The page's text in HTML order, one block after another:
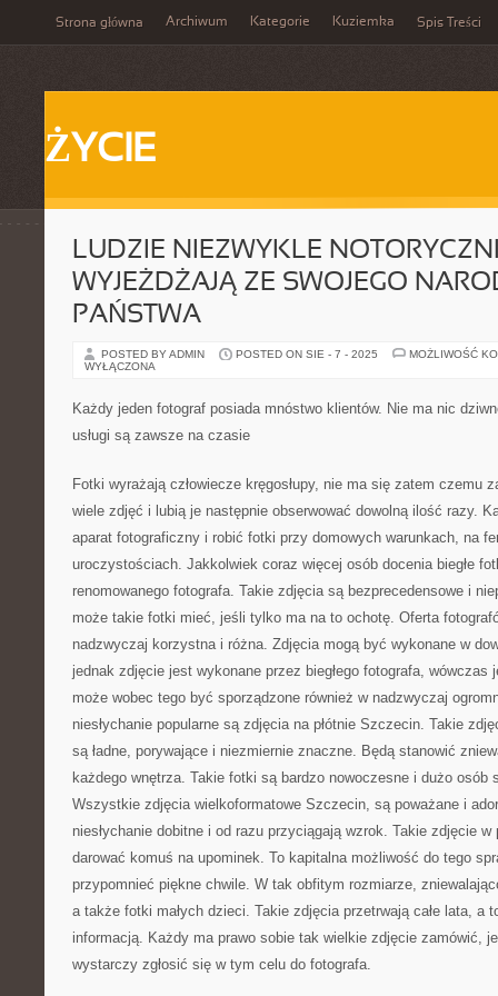
Strona główna Archiwum Kategorie Kuziemka Spis Treści
ŻYCIE
LUDZIE NIEZWYKLE
WYJEŻDŻAJĄ ZE SWOJEGO
PAŃSTWA
POSTED BY ADMIN POSTED ON SIE - 7 - 2025
MOŻLIWOŚĆ
WYŁĄCZONA
Każdy jeden fotograf posiada mnóstwo klientów. Nie ma nic
usługi są zawsze na czasie
Fotki wyrażają człowiecze kręgosłupy, nie ma się zatem czemu
wiele zdjęć i lubią je następnie obserwować dowolną ilość razy.
aparat fotograficzny i robić fotki przy domowych warunkach, na
uroczystościach. Jakkolwiek coraz więcej osób docenia biegłe
renomowanego fotografa. Takie zdjęcia są bezprecedensowe i
może takie fotki mieć, jeśli tylko ma na to ochotę. Oferta
nadzwyczaj korzystna i różna. Zdjęcia mogą być wykonane w
jednak zdjęcie jest wykonane przez biegłego fotografa, wówczas
może wobec tego być sporządzone również w nadzwyczaj
niesłychanie popularne są zdjęcia na płótnie Szczecin. Takie
są ładne, porywające i niezmiernie znaczne. Będą stanowić
każdego wnętrza. Takie fotki są bardzo nowoczesne i dużo osób
Wszystkie zdjęcia wielkoformatowe Szczecin, są poważane i
niesłychanie dobitne i od razu przyciągają wzrok. Takie zdjęcie
darować komuś na upominek. To kapitalna możliwość do tego
przypomnieć piękne chwile. W tak obfitym rozmiarze,
a także fotki małych dzieci. Takie zdjęcia przetrwają całe lata, a
informacją. Każdy ma prawo sobie tak wielkie zdjęcie zamówić,
wystarczy zgłosić się w tym celu do fotografa.